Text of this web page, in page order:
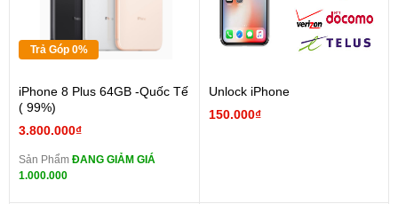
Trả Góp 0%
iPhone 8 Plus 64GB -Quốc Tế
( 99%)
3.800.000₫
Sản Phẩm ĐANG GIẢM GIÁ
1.000.000
Unlock iPhone
150.000₫